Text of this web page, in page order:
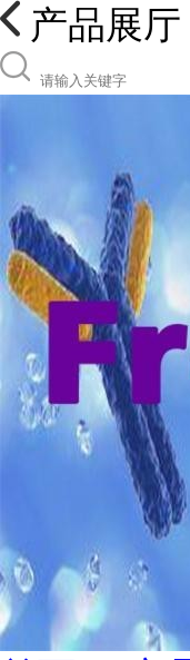
产品展厅